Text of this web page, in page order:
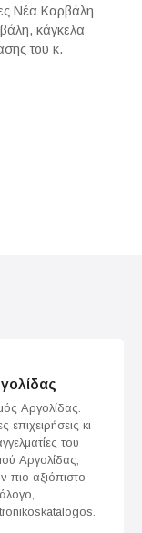
Νέα Καρβάλη
κάγκελα
του κ.
Αργολίδας.
επιχειρήσεις κι
του
Αργολίδας,
πιο αξιόπιστο